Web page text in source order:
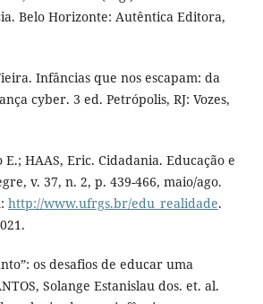
Belo Horizonte: Autêntica Editora,
Infâncias que nos escapam: da
cyber. 3 ed. Petrópolis, RJ: Vozes,
E.; HAAS, Eric. Cidadania. Educação e
v. 37, n. 2, p. 439-466, maio/ago.
http://www.ufrgs.br/edu_realidade.
os desafios de educar uma
Solange Estanislau dos. et. al.